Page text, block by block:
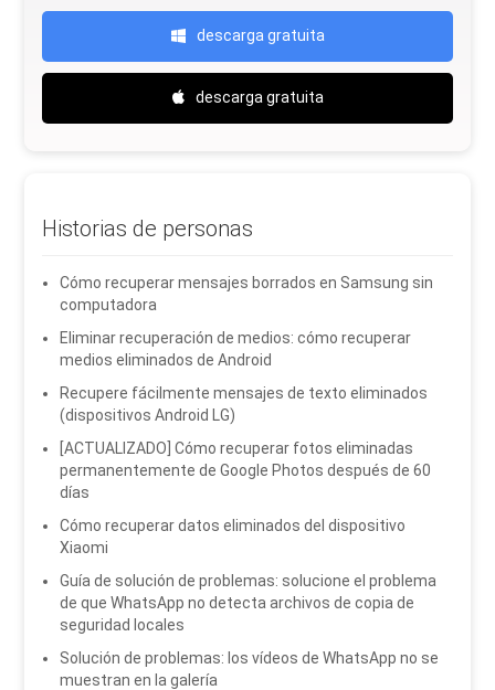
descarga gratuita
descarga gratuita
Historias de personas
Cómo recuperar mensajes borrados en Samsung sin
computadora
Eliminar recuperación de medios: cómo recuperar
medios eliminados de Android
Recupere fácilmente mensajes de texto eliminados
(dispositivos Android LG)
[ACTUALIZADO] Cómo recuperar fotos eliminadas
permanentemente de Google Photos después de 60
días
Cómo recuperar datos eliminados del dispositivo
Xiaomi
Guía de solución de problemas: solucione el problema
de que WhatsApp no ​​detecta archivos de copia de
seguridad locales
Solución de problemas: los vídeos de WhatsApp no ​​se
muestran en la galería